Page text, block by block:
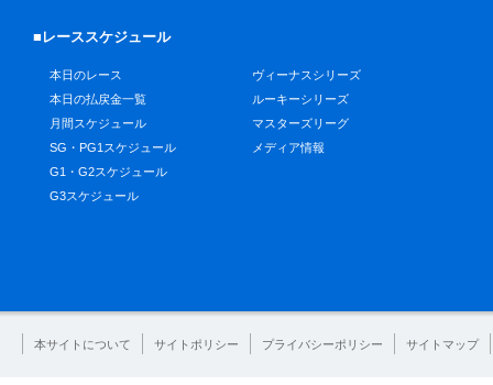
■レーススケジュール
本日のレース
本日の払戻金一覧
月間スケジュール
SG・PG1スケジュール
G1・G2スケジュール
G3スケジュール
ヴィーナスシリーズ
ルーキーシリーズ
マスターズリーグ
メディア情報
本サイトについて サイトポリシー プライバシーポリシー サイトマップ